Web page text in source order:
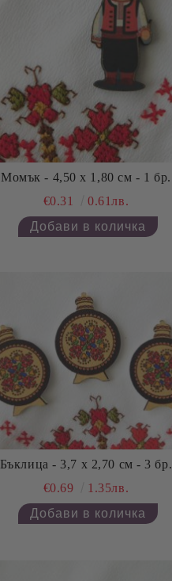
Момък - 4,50 х 1,80 см - 1 бр.
€0.31
0.61лв.
Бъклица - 3,7 х 2,70 см - 3 бр.
€0.69
1.35лв.